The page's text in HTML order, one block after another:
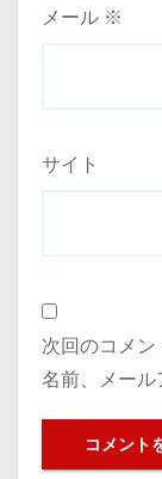
メール ※
サイト
次回のコメ
名前、メール